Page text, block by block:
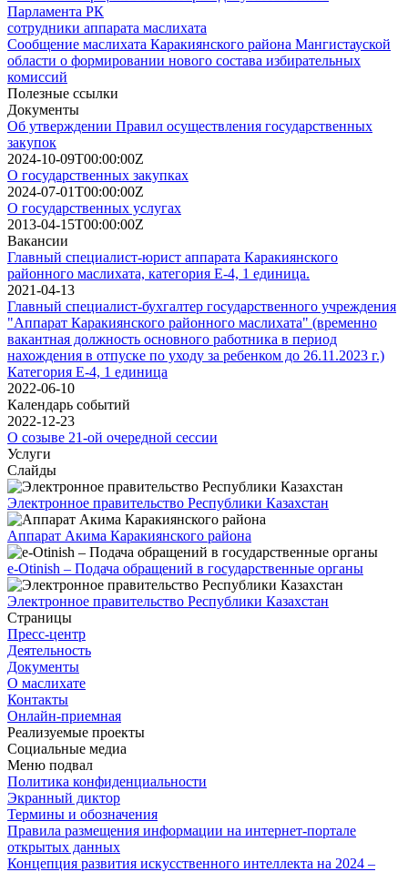
Парламента РК
сотрудники аппарата маслихата
Сообщение маслихата Каракиянского района Мангистауской
области о формировании нового состава избирательных
комиссий
Полезные ссылки
Документы
Об утверждении Правил осуществления государственных
закупок
2024-10-09T00:00:00Z
О государственных закупках
2024-07-01T00:00:00Z
О государственных услугах
2013-04-15T00:00:00Z
Вакансии
Главный специалист-юрист аппарата Каракиянского
районного маслихата, категория Е-4, 1 единица.
2021-04-13
Главный специалист-бухгалтер государственного учреждения
"Аппарат Каракиянского районного маслихата" (временно
вакантная должность основного работника в период
нахождения в отпуске по уходу за ребенком до 26.11.2023 г.)
Категория Е-4, 1 единица
2022-06-10
Календарь событий
2022-12-23
О созыве 21-ой очередной сессии
Услуги
Слайды
Электронное правительство Республики Казахстан
Аппарат Акима Каракиянского района
e-Otinish – Подача обращений в государственные органы
Электронное правительство Республики Казахстан
Страницы
Пресс-центр
Деятельность
Документы
О маслихате
Контакты
Онлайн-приемная
Реализуемые проекты
Социальные медиа
Меню подвал
Политика конфиденциальности
Экранный диктор
Термины и обозначения
Правила размещения информации на интернет-портале
открытых данных
Концепция развития искусственного интеллекта на 2024 –